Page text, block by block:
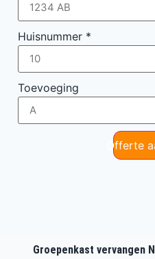
Huisnummer *
Toevoeging
Offerte
Groepenkast vervangen